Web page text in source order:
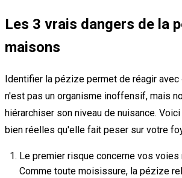
Les 3 vrais dangers de la
maisons
Identifier la pézize permet de réagir avec
n'est pas un organisme inoffensif, mais
hiérarchiser son niveau de nuisance.
bien réelles qu'elle fait peser sur votre
Le premier risque concerne vos
Comme toute moisissure, la pézize